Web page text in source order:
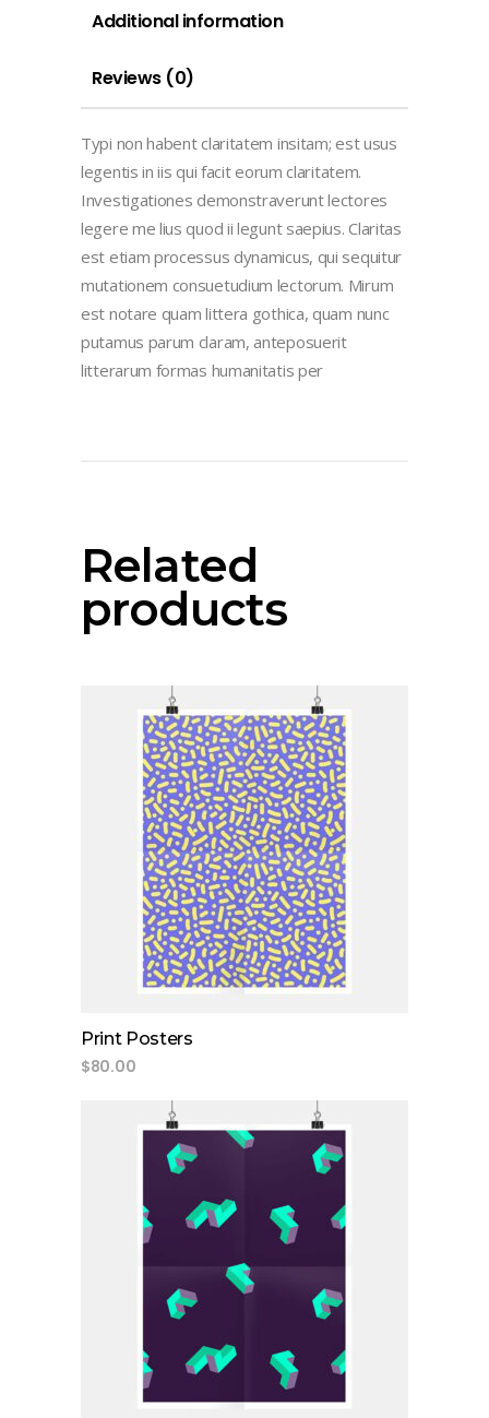
Additional information
Reviews (0)
Typi non habent claritatem insitam; est usus
legentis in iis qui facit eorum claritatem.
Investigationes demonstraverunt lectores
legere me lius quod ii legunt saepius. Claritas
est etiam processus dynamicus, qui sequitur
mutationem consuetudium lectorum. Mirum
est notare quam littera gothica, quam nunc
putamus parum claram, anteposuerit
litterarum formas humanitatis per
Related
products
add to cart
Print Posters
$80.00
add to cart